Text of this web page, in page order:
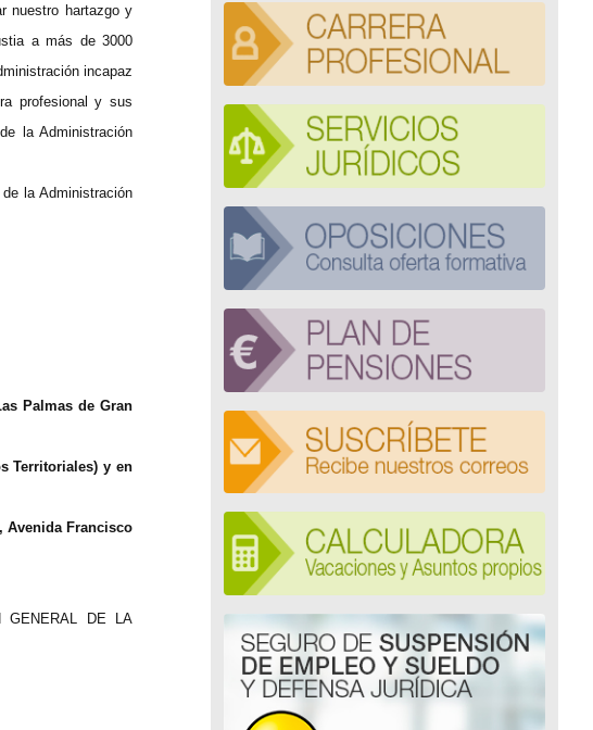
nuestro hartazgo y
a más de 3000
incapaz
profesional y sus
la Administración
la Administración
Palmas de Gran
Territoriales) y en
Avenida Francisco
GENERAL DE LA